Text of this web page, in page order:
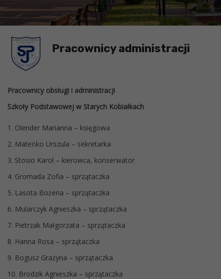
Pracownicy administracji
Pracownicy obsługi i administracji
Szkoły Podstawowej w Starych Kobiałkach
1. Olender Marianna – księgowa
2. Mateńko Urszula – sekretarka
3. Stosio Karol – kierowca, konserwator
4. Gromada Zofia – sprzątaczka
5. Lasota Bożena – sprzątaczka
6. Mularczyk Agnieszka – sprzątaczka
7. Pietrzak Małgorzata – sprzątaczka
8. Hanna Rosa – sprzątaczka
9. Bogusz Grażyna – sprzątaczka
10. Brodzik Agnieszka – sprzątaczka